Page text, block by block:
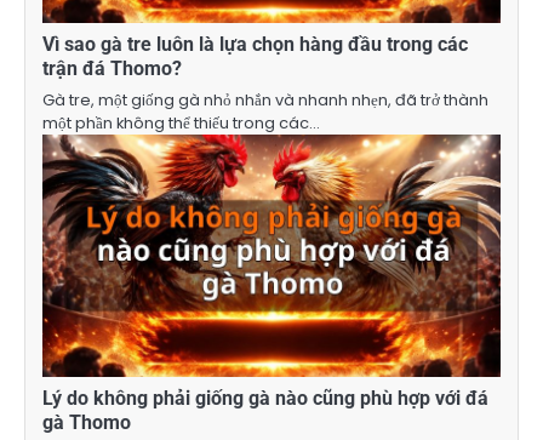
Vì sao gà tre luôn là lựa chọn hàng đầu trong các
trận đá Thomo?
Gà tre, một giống gà nhỏ nhắn và nhanh nhẹn, đã trở thành
một phần không thể thiếu trong các…
Lý do không phải giống gà nào cũng phù hợp với đá
gà Thomo